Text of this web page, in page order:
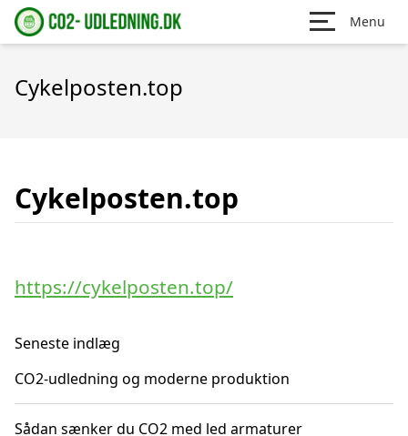
Menu
Cykelposten.top
Cykelposten.top
https://cykelposten.top/
Seneste indlæg
CO2-udledning og moderne produktion
Sådan sænker du CO2 med led armaturer